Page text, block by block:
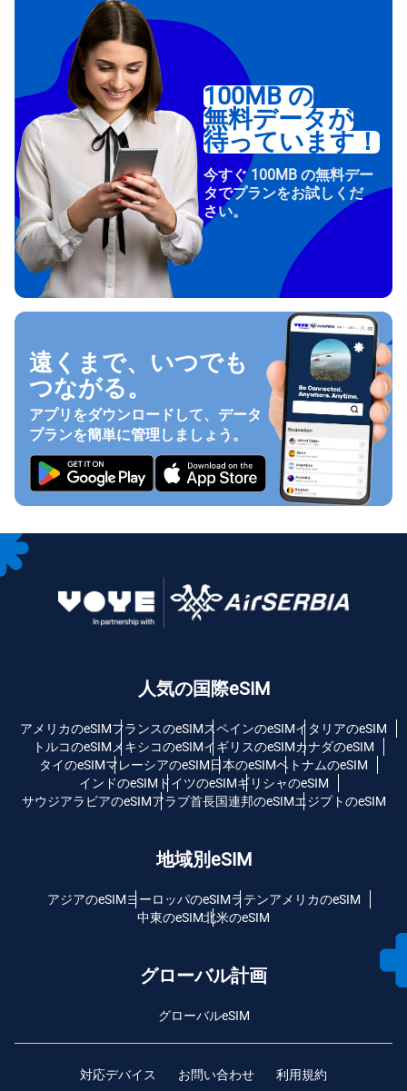
100MB の
無料データが
待っています！
今すぐ 100MB の無料デー
タでプランをお試しくだ
さい。
遠くまで、いつでも
つながる。
アプリをダウンロードして、データ
プランを簡単に管理しましょう。
人気の国際eSIM
アメリカのeSIMフランスのeSIMスペインのeSIMイタリアのeSIM
トルコのeSIM メキシコのeSIMイギリスのeSIMカナダのeSIM
タイのeSIMマレーシアのeSIM日本のeSIMベトナムのeSIM
インドのeSIM ドイツのeSIMギリシャのeSIM
サウジアラビアのeSIMアラブ首長国連邦のeSIMエジプトのeSIM
地域別eSIM
アジアのeSIMヨーロッパのeSIMラテンアメリカのeSIM
中東のeSIM北米のeSIM
グローバル計画
グローバルeSIM
対応デバイス お問い合わせ 利用規約